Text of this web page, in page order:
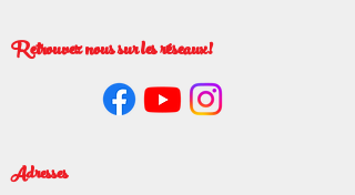
Retrouvez nous sur les réseaux!
Adresses